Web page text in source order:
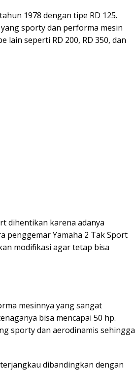
1978 dengan tipe RD 125.
sporty dan performa mesin
lain seperti RD 200, RD 350, dan
dihentikan karena adanya
penggemar Yamaha 2 Tak Sport
modifikasi agar tetap bisa
mesinnya yang sangat
bisa mencapai 50 hp.
sporty dan aerodinamis sehingga
dibandingkan dengan